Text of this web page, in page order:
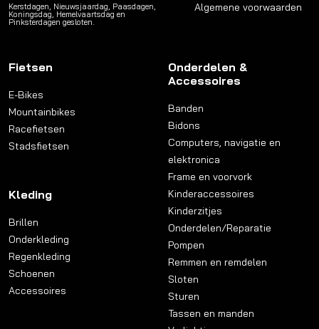
Kerstdagen, Nieuwsjaardag, Paasdagen,
Koningsdag, Hemelvaartsdag en
Pinksterdagen gesloten.
Algemene voorwaarden
Fietsen
E-Bikes
Mountainbikes
Racefietsen
Stadsfietsen
Kleding
Brillen
Onderkleding
Regenkleding
Schoenen
Accessoires
Onderdelen &
Accessoires
Banden
Bidons
Computers, navigatie en
elektronica
Frame en voorvork
Kinderaccessoires
Kinderzitjes
Onderdelen/Reparatie
Pompen
Remmen en remdelen
Sloten
Sturen
Tassen en manden